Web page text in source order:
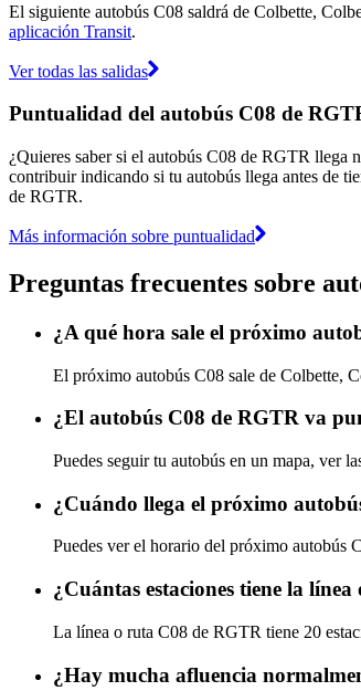
El siguiente autobús C08 saldrá de Colbette,
aplicación Transit.
Ver todas las salidas
Puntualidad del autobús C08 de
¿Quieres saber si el autobús C08 de RGTR llega
contribuir indicando si tu autobús llega antes de
de RGTR.
Más información sobre puntualidad
Preguntas frecuentes sobre
¿A qué hora sale el próximo
El próximo autobús C08 sale de Colbette,
¿El autobús C08 de RGTR va
Puedes seguir tu autobús en un mapa, ver
¿Cuándo llega el próximo
Puedes ver el horario del próximo autobús
¿Cuántas estaciones tiene la
La línea o ruta C08 de RGTR tiene 20
¿Hay mucha afluencia